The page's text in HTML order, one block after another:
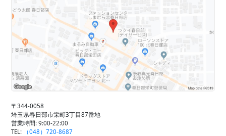
〒344-0058
埼玉県春日部市栄町3丁目87番地
営業時間: 9:00-22:00
TEL:
（048）720-8687